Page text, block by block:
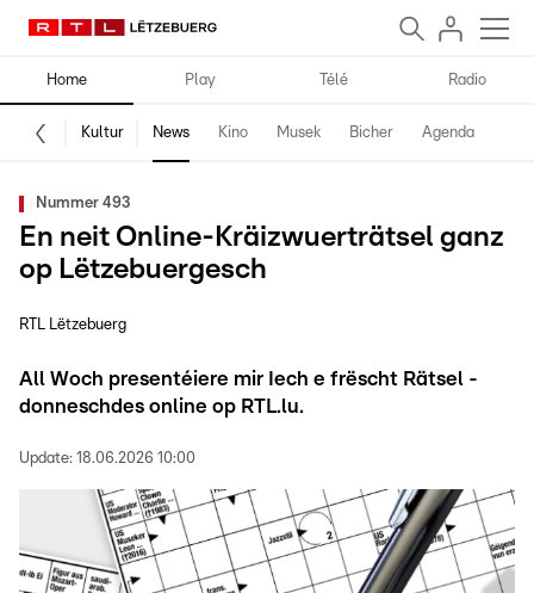
Home Play Télé Radio
Kultur News Kino Musek Bicher Agenda
Nummer 493
En neit Online-Kräizwuerträtsel ganz
op Lëtzebuergesch
RTL Lëtzebuerg
All Woch presentéiere mir Iech e frëscht Rätsel -
donneschdes online op RTL.lu.
Update: 18.06.2026 10:00